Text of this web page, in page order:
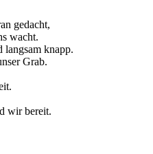
gedacht,
wacht.
knapp.
Grab.
wir bereit.